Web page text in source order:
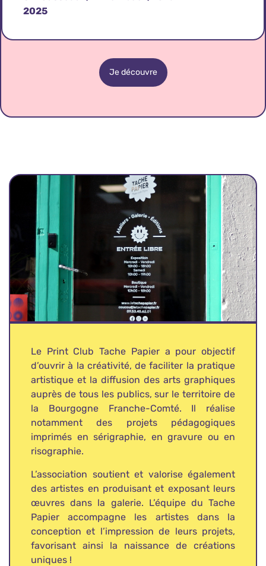
2025
Je découvre
Le Print Club Tache Papier a pour objectif
d’ouvrir à la créativité, de faciliter la pratique
artistique et la diffusion des arts graphiques
auprès de tous les publics, sur le territoire de
la Bourgogne Franche-Comté. Il réalise
notamment des projets pédagogiques
imprimés en sérigraphie, en gravure ou en
risographie.
L’association soutient et valorise également
des artistes en produisant et exposant leurs
œuvres dans la galerie. L’équipe du Tache
Papier accompagne les artistes dans la
conception et l’impression de leurs projets,
favorisant ainsi la naissance de créations
uniques !